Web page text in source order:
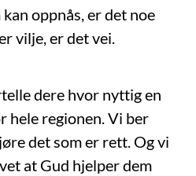
oppnås, er det noe
vilje, er det vei.
dere hvor nyttig en
regionen. Vi ber
det som er rett. Og vi
at Gud hjelper dem